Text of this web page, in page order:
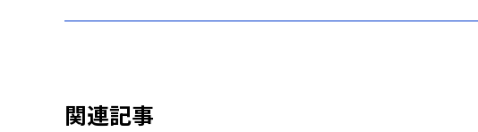
関連記事